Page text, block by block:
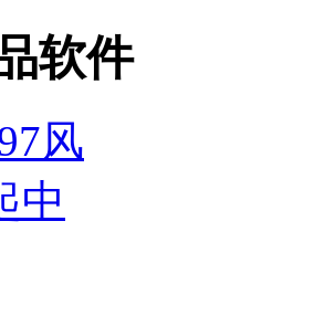
软件